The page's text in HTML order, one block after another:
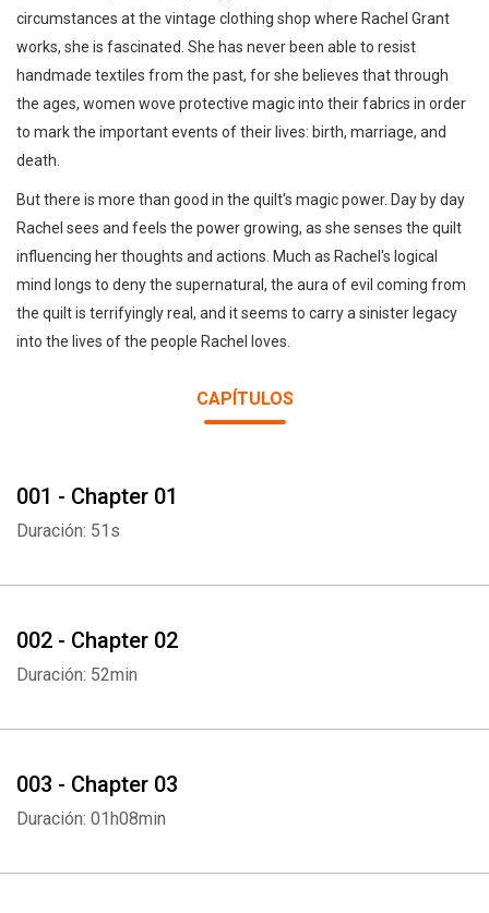
circumstances at the vintage clothing shop where Rachel Grant
works, she is fascinated. She has never been able to resist
handmade textiles from the past, for she believes that through
the ages, women wove protective magic into their fabrics in order
to mark the important events of their lives: birth, marriage, and
death.
But there is more than good in the quilt's magic power. Day by day
Rachel sees and feels the power growing, as she senses the quilt
influencing her thoughts and actions. Much as Rachel's logical
mind longs to deny the supernatural, the aura of evil coming from
the quilt is terrifyingly real, and it seems to carry a sinister legacy
into the lives of the people Rachel loves.
CAPÍTULOS
001 - Chapter 01
Duración: 51s
002 - Chapter 02
Duración: 52min
003 - Chapter 03
Duración: 01h08min